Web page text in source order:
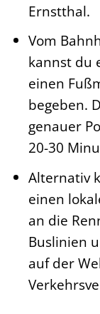
Ernstthal.
Vom
kannst du
einen
begeben.
genauer
20-30
Alternativ
einen
an die
Buslinien
auf der